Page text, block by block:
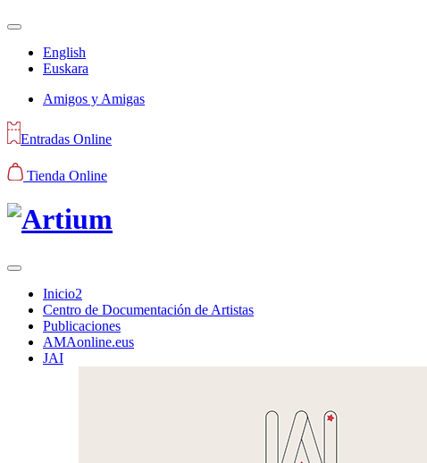
English
Euskara
Amigos y Amigas
Entradas Online
Tienda Online
Inicio2
Centro de Documentación de Artistas
Publicaciones
AMAonline.eus
JAI